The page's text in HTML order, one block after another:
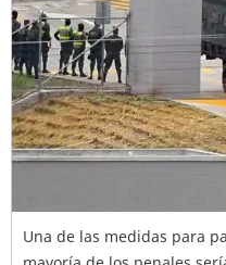
Una de las medidas para